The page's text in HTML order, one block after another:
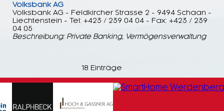
Volksbank AG
Volksbank AG - Feldkircher Strasse 2 - 9494 Schaan -
Liechtenstein - Tel: +423 / 239 04 04 - Fax: +423 / 239
04 05
Beschreibung: Private Banking, Vermögensverwaltung
18 Einträge